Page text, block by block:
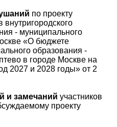
по проекту
- муниципального
«О бюджете
образования -
в городе Москве на
2027 и 2028 годы» от 2
и замечаний участников
проекту